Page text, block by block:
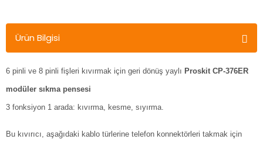
Ürün Bilgisi
6 pinli ve 8 pinli fişleri kıvırmak için geri dönüş yaylı Proskit CP-376ER
modüler sıkma pensesi
3 fonksiyon 1 arada: kıvırma, kesme, sıyırma.
Bu kıvırıcı, aşağıdaki kablo türlerine telefon konnektörleri takmak için